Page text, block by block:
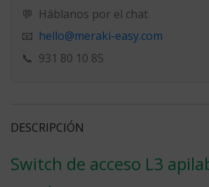
💬 Háblanos por el chat
📧 hello@meraki-easy.com
📞 931 80 10 85
DESCRIPCIÓN
Switch de acceso L3